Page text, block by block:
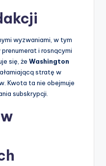
wyzwaniami, w tym
i rosnącymi
się, że Washington
stratę w
Kwota ta nie obejmuje
subskrypcji.